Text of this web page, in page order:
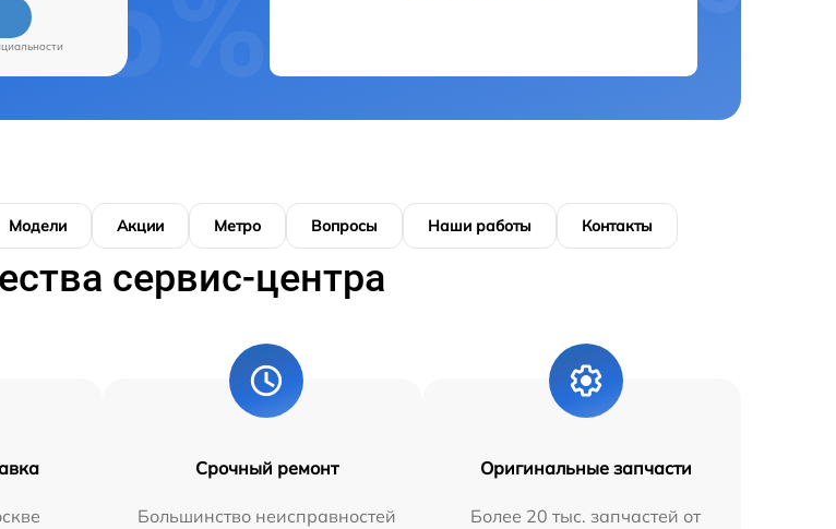
Модели Акции Метро Вопросы Наши работы Контакты
сервис-центра
Срочный ремонт
Большинство неисправностей
Оригинальные запчасти
Более 20 тыс. запчастей от